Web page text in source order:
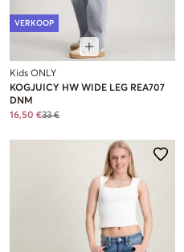
VERKOOP
Kids ONLY
KOGJUICY HW WIDE LEG REA707
DNM
16,50 €33 €